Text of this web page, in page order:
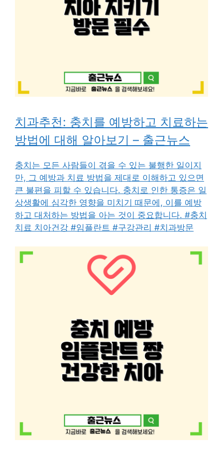
치과추천: 충치를 예방하고 치료하는
방법에 대해 알아보기 – 출근뉴스
충치는 모든 사람들이 겪을 수 있는 불행한 일이지
만, 그 예방과 치료 방법을 제대로 이해하고 있으면
큰 불편을 피할 수 있습니다. 충치로 인한 통증은 일
상생활에 심각한 영향을 미치기 때문에, 이를 예방
하고 대처하는 방법을 아는 것이 중요합니다. #충치
치료 치아건강 #임플란트 #구강관리 #치과방문